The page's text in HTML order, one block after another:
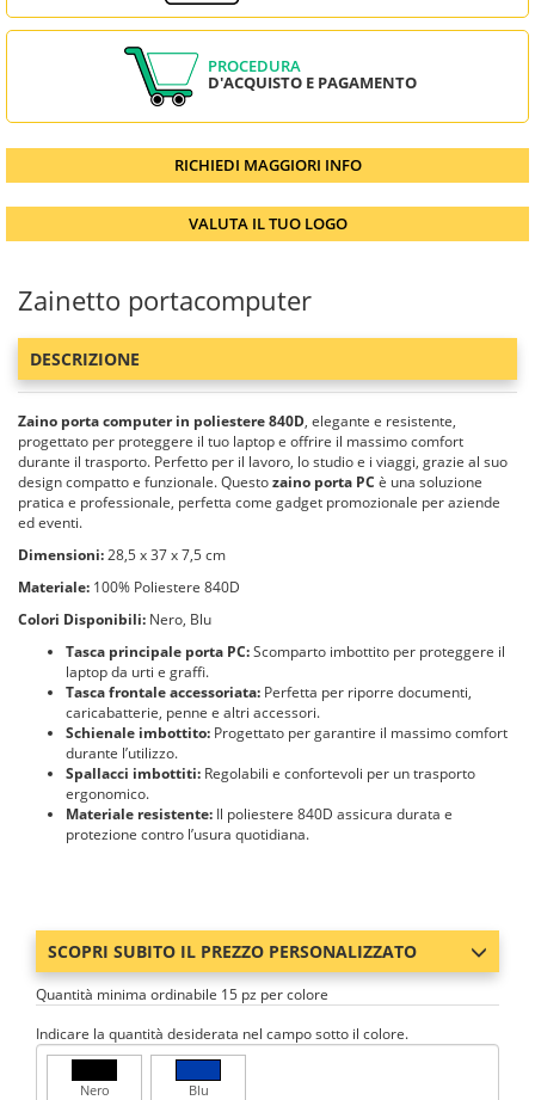
PROCEDURA
D'ACQUISTO E PAGAMENTO
RICHIEDI MAGGIORI INFO
VALUTA IL TUO LOGO
Zainetto portacomputer
DESCRIZIONE
Zaino porta computer in poliestere 840D, elegante e resistente,
progettato per proteggere il tuo laptop e offrire il massimo comfort
durante il trasporto. Perfetto per il lavoro, lo studio e i viaggi, grazie al suo
design compatto e funzionale. Questozaino porta PC è una soluzione
pratica e professionale, perfetta come gadget promozionale per aziende
ed eventi.
Dimensioni:28,5 x 37 x 7,5 cm
Materiale: 100% Poliestere 840D
Colori Disponibili: Nero, Blu
Tasca principale porta PC:Scomparto imbottito per proteggere il
laptop da urti e graffi.
Tasca frontale accessoriata: Perfetta per riporre documenti,
caricabatterie, penne e altri accessori.
Schienale imbottito: Progettato per garantire il massimo comfort
durante l’utilizzo.
Spallacci imbottiti: Regolabili e confortevoli per un trasporto
ergonomico.
Materiale resistente: Il poliestere 840D assicura durata e
protezione contro l’usura quotidiana.
SCOPRI SUBITO IL PREZZO PERSONALIZZATO
Quantità minima ordinabile 15 pz per colore
Indicare la quantità desiderata nel campo sotto il colore.
Nero Blu